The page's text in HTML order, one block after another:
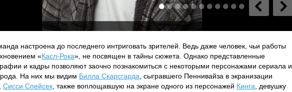
настроена до последнего интриговать зрителей. Ведь даже человек, чьи работы
«Касл-Рока», не посвящен в тайны сюжета. Однако представленные
и кадры позволяют заочно познакомиться с некоторыми персонажами сериала и
На них мы видим Билла Скарсгарда , сыгравшего Пеннивайза в экранизации
Сисси Спейсек , также воплощавшую на экране одного из персонажей Кинга , девушку